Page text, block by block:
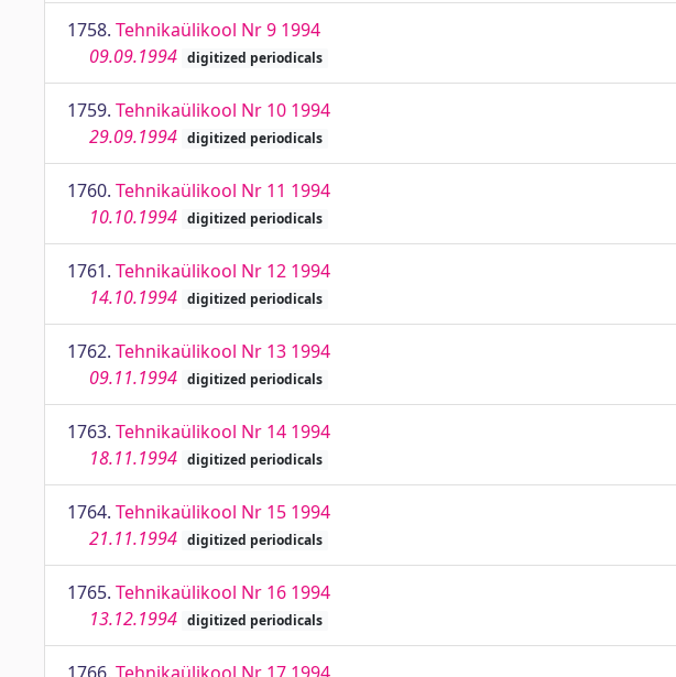
1758. Tehnikaülikool Nr 9 1994
09.09.1994 digitized periodicals
1759. Tehnikaülikool Nr 10 1994
29.09.1994 digitized periodicals
1760. Tehnikaülikool Nr 11 1994
10.10.1994 digitized periodicals
1761. Tehnikaülikool Nr 12 1994
14.10.1994 digitized periodicals
1762. Tehnikaülikool Nr 13 1994
09.11.1994 digitized periodicals
1763. Tehnikaülikool Nr 14 1994
18.11.1994 digitized periodicals
1764. Tehnikaülikool Nr 15 1994
21.11.1994 digitized periodicals
1765. Tehnikaülikool Nr 16 1994
13.12.1994 digitized periodicals